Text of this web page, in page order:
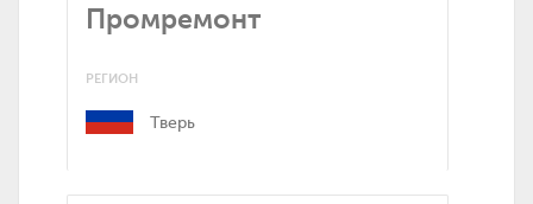
Промремонт
РЕГИОН
Тверь